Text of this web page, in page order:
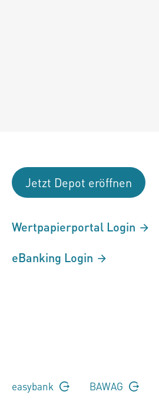
Jetzt Depot eröffnen
Wertpapierportal Login
eBanking Login
easybank BAWAG